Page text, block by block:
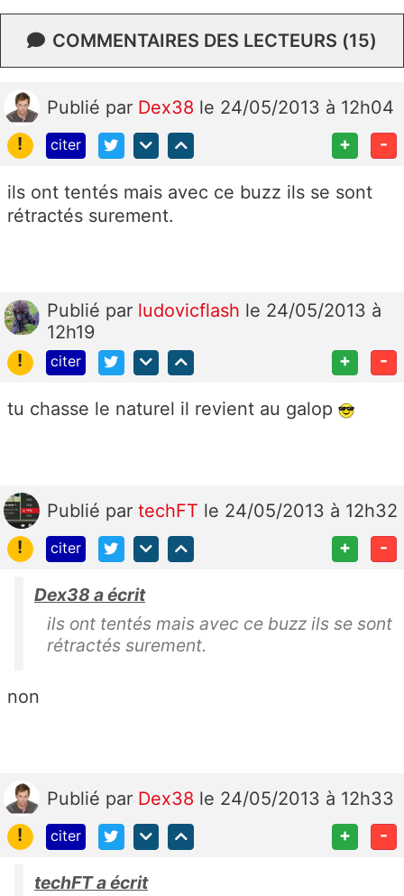
COMMENTAIRES DES LECTEURS (15)
Publié par Dex38 le 24/05/2013 à 12h04
!
citer + -
ils ont tentés mais avec ce buzz ils se sont
rétractés surement.
Publié par ludovicflash le 24/05/2013 à
12h19
!
citer + -
tu chasse le naturel il revient au galop
Publié par techFT le 24/05/2013 à 12h32
!
citer + -
Dex38 a écrit
ils ont tentés mais avec ce buzz ils se sont
rétractés surement.
non
Publié par Dex38 le 24/05/2013 à 12h33
!
citer + -
techFT a écrit